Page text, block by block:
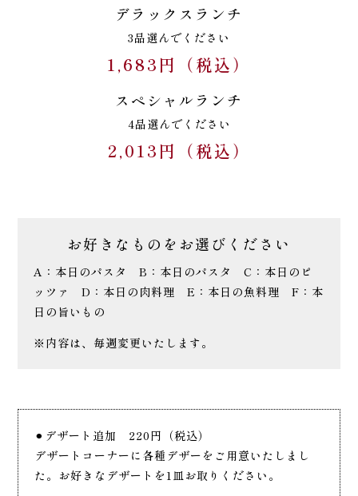
デラックスランチ
3品選んでください
1,683円（税込）
スペシャルランチ
4品選んでください
2,013円（税込）
お好きなものをお選びください
A：本日のパスタB：本日のパスタC：本日のピ
ッツァD：本日の肉料理E：本日の魚料理F：本
日の旨いもの
※内容は、毎週変更いたします。
⚫︎デザート追加 220円（税込）
デザートコーナーに各種デザーをご用意いたしまし
た。お好きなデザートを1皿お取りください。